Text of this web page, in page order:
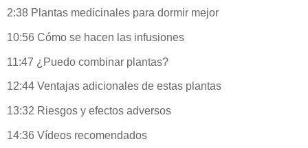
2:38 Plantas medicinales para dormir mejor
10:56 Cómo se hacen las infusiones
11:47 ¿Puedo combinar plantas?
12:44 Ventajas adicionales de estas plantas
13:32 Riesgos y efectos adversos
14:36 Vídeos recomendados